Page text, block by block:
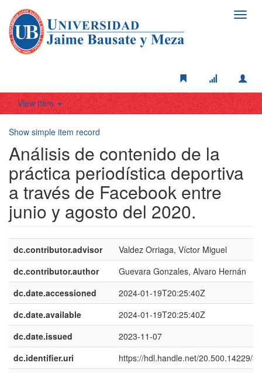
View Item
Show simple item record
Análisis de contenido de la
práctica periodística deportiva
a través de Facebook entre
junio y agosto del 2020.
dc.contributor.advisor
Valdez Orriaga, Víctor Miguel
dc.contributor.author
Guevara Gonzales, Alvaro Hernán
dc.date.accessioned
2024-01-19T20:25:40Z
dc.date.available
2024-01-19T20:25:40Z
dc.date.issued
2023-11-07
dc.identifier.uri
https://hdl.handle.net/20.500.14229/